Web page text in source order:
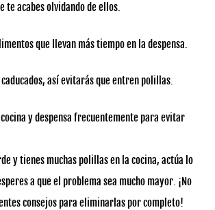
te acabes olvidando de ellos.
que llevan más tiempo en la despensa.
así evitarás que entren polillas.
y despensa frecuentemente para evitar
y tienes muchas polillas en la cocina, actúa lo
a que el problema sea mucho mayor. ¡No
consejos para eliminarlas por completo!